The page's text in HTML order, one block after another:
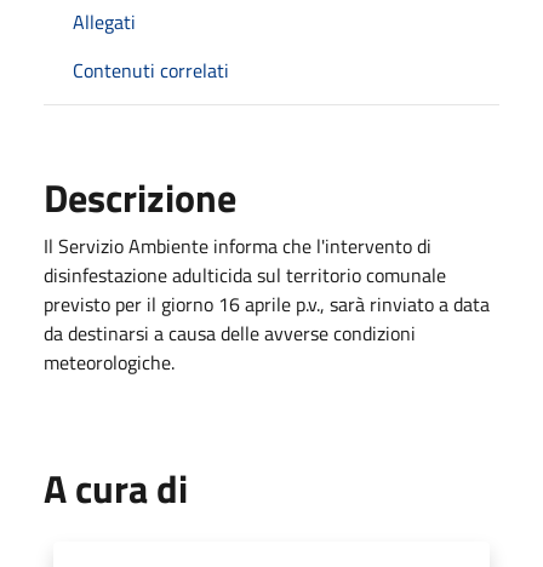
Allegati
Contenuti correlati
Descrizione
Il Servizio Ambiente informa che l'intervento di
disinfestazione adulticida sul territorio comunale
previsto per il giorno 16 aprile p.v., sarà rinviato a data
da destinarsi a causa delle avverse condizioni
meteorologiche.
A cura di